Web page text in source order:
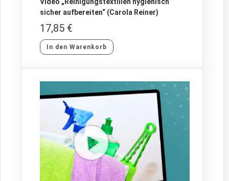
sicher aufbereiten“ (Carola Reiner)
17,85 €
In den Warenkorb